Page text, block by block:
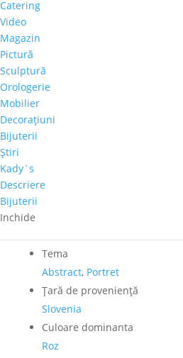
Catering
Video
Magazin
Pictură
Sculptură
Orologerie
Mobilier
Decoraţiuni
Bijuterii
Ştiri
Kady`s
Descriere
Bijuterii
Inchide
"Muza"
Autor
Lojze Kalinsk
50cm x 70cm
Tehnica
Tema
Abstract, Portret
Ţară de provenienţă
Slovenia
Culoare dominanta
Roz